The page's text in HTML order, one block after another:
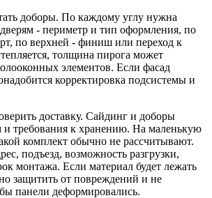
доборы. По каждому углу нужна
- периметр и тип оформления, по
по верхней - финиш или переход к
толщина пирога может
элементов. Если фасад
корректировка подсистемы и
доставку. Сайдинг и доборы
требования к хранению. На маленькую
комплект обычно не рассчитывают.
подъезд, возможность разгрузки,
монтажа. Если материал будет лежать
защитить от повреждений и не
панели деформировались.